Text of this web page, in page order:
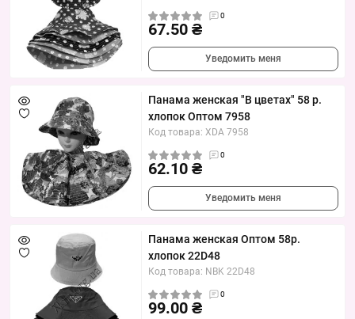
0
67.50 ₴
Уведомить меня
Панама женская "В цветах" 58 р.
хлопок Оптом 7958
Код товара: XDA 7958
0
62.10 ₴
Уведомить меня
Панама женская Оптом 58р.
хлопок 22D48
Код товара: NBK 22D48
0
99.00 ₴